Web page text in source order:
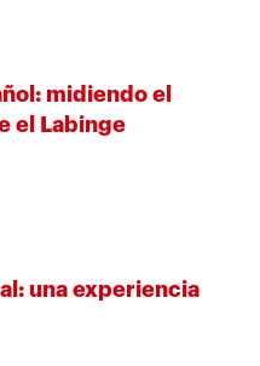
midiendo el
el Labinge
una experiencia